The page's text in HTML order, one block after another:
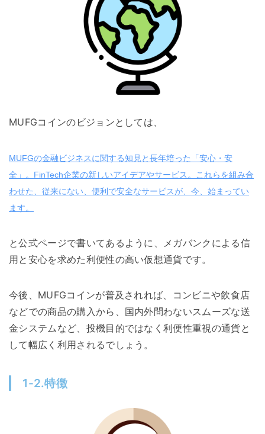
MUFGコインのビジョンとしては、
MUFGの金融ビジネスに関する知見と長年培った「安心・安
全」。FinTech企業の新しいアイデアやサービス。これらを組み合
わせた、従来にない、便利で安全なサービスが、今、始まってい
ます。
と公式ページで書いてあるように、メガバンクによる信
用と安心を求めた利便性の高い仮想通貨です。
今後、MUFGコインが普及されれば、コンビニや飲食店
などでの商品の購入から、国内外問わないスムーズな送
金システムなど、投機目的ではなく利便性重視の通貨と
して幅広く利用されるでしょう。
1-2.特徴